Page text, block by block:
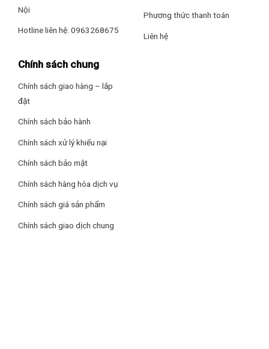
Nội
Hotline liên hệ: 0963268675
Phương thức thanh toán
Liên hệ
Chính sách chung
Chính sách giao hàng – lắp
đặt
Chính sách bảo hành
Chính sách xử lý khiếu nại
Chính sách bảo mật
Chính sách hàng hóa dịch vụ
Chính sách giá sản phẩm
Chính sách giao dịch chung